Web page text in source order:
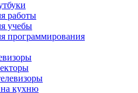
работы
учебы
программирования
кухню